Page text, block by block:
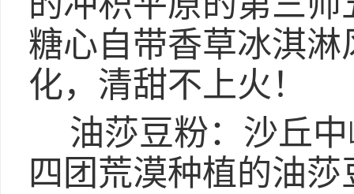
糖心自带香草冰淇
化，清甜不上火！
油莎豆粉：沙丘
四团荒漠种植的油